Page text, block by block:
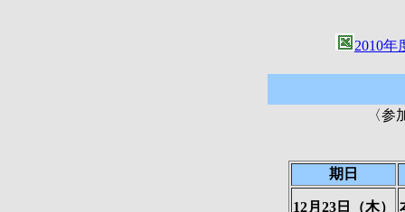
2010年
〈
期日
12月23日（木）